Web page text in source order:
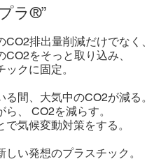
ラ®”
CO2排出量削減だけでなく、
CO2をそっと取り込み、
ックに固定。
る間、大気中のCO2が減る。
ら、 CO2を減らす。
で気候変動対策をする。
しい発想のプラスチック。